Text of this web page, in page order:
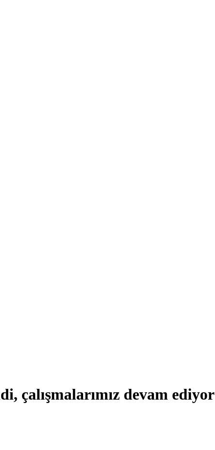
çalışmalarımız devam ediyor